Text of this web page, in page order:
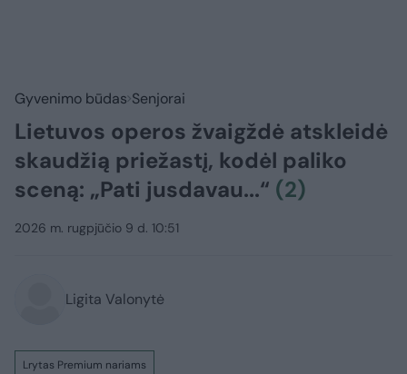
Gyvenimo būdas Senjorai
Lietuvos operos žvaigždė atskleidė
skaudžią priežastį, kodėl paliko
sceną: „Pati jusdavau...“ (2)
2026 m. rugpjūčio 9 d. 10:51
Ligita Valonytė
Lrytas Premium nariams